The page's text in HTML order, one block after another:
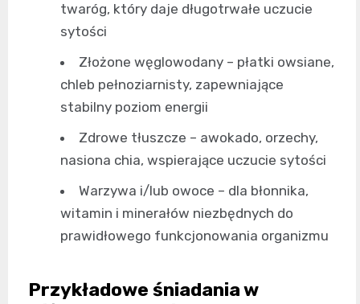
twaróg, który daje długotrwałe uczucie
sytości
Złożone węglowodany – płatki owsiane,
chleb pełnoziarnisty, zapewniające
stabilny poziom energii
Zdrowe tłuszcze – awokado, orzechy,
nasiona chia, wspierające uczucie sytości
Warzywa i/lub owoce – dla błonnika,
witamin i minerałów niezbędnych do
prawidłowego funkcjonowania organizmu
Przykładowe śniadania w